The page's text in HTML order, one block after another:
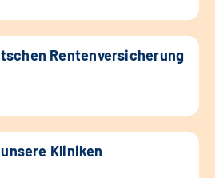
Rentenversicherung
Kliniken